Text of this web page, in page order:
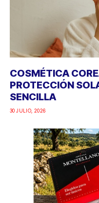
COSMÉTICA
PROTECCIÓN
SENCILLA
30 JULIO, 2026